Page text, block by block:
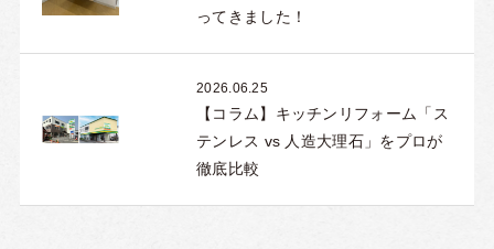
ってきました！
2026.06.25
【コラム】キッチンリフォーム「ス
テンレス vs 人造大理石」をプロが
徹底比較